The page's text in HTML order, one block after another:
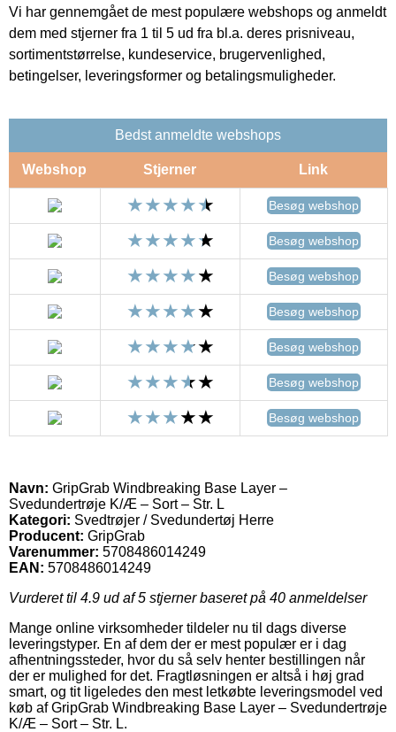
Vi har gennemgået de mest populære webshops og anmeldt
dem med stjerner fra 1 til 5 ud fra bl.a. deres prisniveau,
sortimentstørrelse, kundeservice, brugervenlighed,
betingelser, leveringsformer og betalingsmuligheder.
Bedst anmeldte webshops
Webshop Stjerner Link
Besøg webshop
Besøg webshop
Besøg webshop
Besøg webshop
Besøg webshop
Besøg webshop
Besøg webshop
Navn: GripGrab Windbreaking Base Layer –
Svedundertrøje K/Æ – Sort – Str. L
Kategori: Svedtrøjer / Svedundertøj Herre
Producent: GripGrab
Varenummer: 5708486014249
EAN: 5708486014249
Vurderet til 4.9 ud af 5 stjerner baseret på 40 anmeldelser
Mange online virksomheder tildeler nu til dags diverse
leveringstyper. En af dem der er mest populær er i dag
afhentningssteder, hvor du så selv henter bestillingen når
der er mulighed for det. Fragtløsningen er altså i høj grad
smart, og tit ligeledes den mest letkøbte leveringsmodel ved
køb af GripGrab Windbreaking Base Layer – Svedundertrøje
K/Æ – Sort – Str. L.